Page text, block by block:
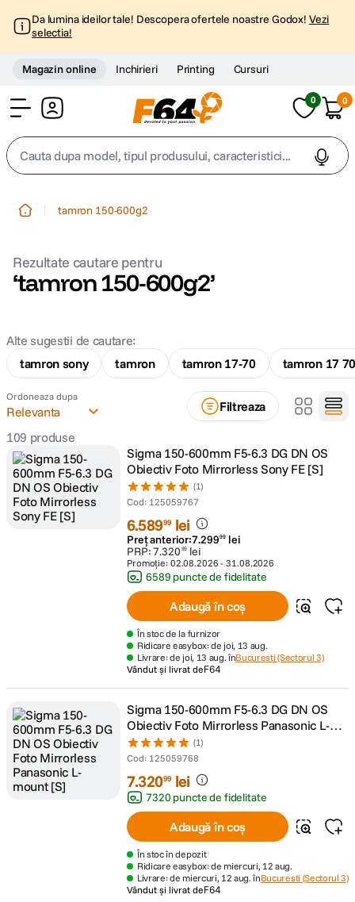
Da lumina ideilor tale! Descopera ofertele noastre Godox! Vezi
selectia!
Magazin online Inchirieri Printing Cursuri
0 0
Cauta dupa model, tipul produsului, caracteristici...
trepied
4. peak design
canon sx740 hs
7. ulanzi
8. godox
card memorie
tamron 150-600g2
tamron 150-600g2
Alte sugestii de cautare:
tamron sony
tamron tamron 17-70 tamron 17 70
Ordoneaza dupa
Relevanta
Filtreaza
109 produse
Sigma 150-600mm F5-6.3 DG DN OS
Obiectiv Foto Mirrorless Sony FE [S]
(1)
Cod: 125059767
6.58999 lei
Preț anterior:7.29999 lei
PRP:7.320 99 lei
Promoție: 02.08.2026 -31.08.2026
6589 puncte de fidelitate
Adaugă în coș
În stoc de la furnizor
Ridicare easybox: de joi, 13 aug.
Livrare: de joi, 13 aug. înBucuresti (Sectorul 3)
Vândut și livrat deF64
Sigma 150-600mm F5-6.3 DG DN OS
Obiectiv Foto Mirrorless Panasonic L-
mount [S]
(1)
Cod: 125059768
7.32099 lei
7320 puncte de fidelitate
Adaugă în coș
În stoc în depozit
Ridicare easybox: de miercuri, 12 aug.
Livrare: de miercuri, 12 aug. înBucuresti (Sectorul 3)
Vândut și livrat deF64